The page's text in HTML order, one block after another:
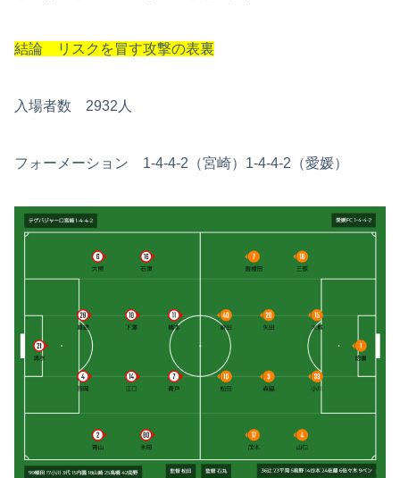
結論 リスクを冒す攻撃の表裏
入場者数 2932人
フォーメーション 1-4-4-2（宮崎）1-4-4-2（愛媛）